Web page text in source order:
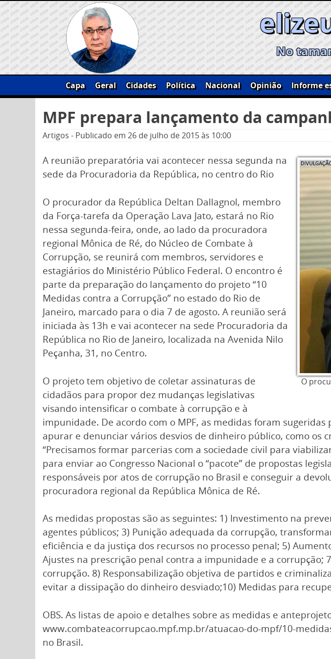
Skip
to
content
No
Capa Geral Cidades Política Nacional Opinião
Informe
por:
MPF prepara lançamento da
Artigos - Publicado em 26 de julho de 2015às 10:00
O
A reunião preparatória vai acontecer nessa segunda na
sede da Procuradoria da República, no centro do Rio
O procurador da República Deltan Dallagnol, membro
da Força-tarefa da Operação Lava Jato, estará no Rio
nessa segunda-feira, onde, ao lado da procuradora
regional Mônica de Ré, do Núcleo de Combate à
Corrupção, se reunirá com membros, servidores e
estagiários do Ministério Público Federal. O encontro é
parte da preparação do lançamento do projeto “10
Medidas contra a Corrupção” no estado do Rio de
Janeiro, marcado para o dia 7 de agosto. A reunião será
iniciada às 13h e vai acontecer na sede Procuradoria da
República no Rio de Janeiro, localizada na Avenida Nilo
Peçanha, 31, no Centro.
O projeto tem objetivo de coletar assinaturas de
cidadãos para propor dez mudanças legislativas
visando intensificar o combate à corrupção e à
impunidade. De acordo com o MPF, as medidas foram
apurar e denunciar vários desvios de dinheiro público, como os
“Precisamos formar parcerias com a sociedade civil para
para enviar ao Congresso Nacional o “pacote” de propostas
responsáveis por atos de corrupção no Brasil e conseguir a
procuradora regional da República Mônica de Ré.
As medidas propostas são as seguintes: 1) Investimento na
agentes públicos; 3) Punição adequada da corrupção,
eficiência e da justiça dos recursos no processo penal; 5)
Ajustes na prescrição penal contra a impunidade e a
corrupção. 8) Responsabilização objetiva de partidos e
evitar a dissipação do dinheiro desviado;10) Medidas para
OBS. As listas de apoio e detalhes sobre as medidas e
www.combateacorrupcao.mpf.mp.br/atuacao-do-mpf/10-
no Brasil.